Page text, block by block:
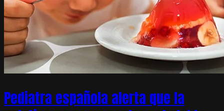
Pediatra española alerta que la